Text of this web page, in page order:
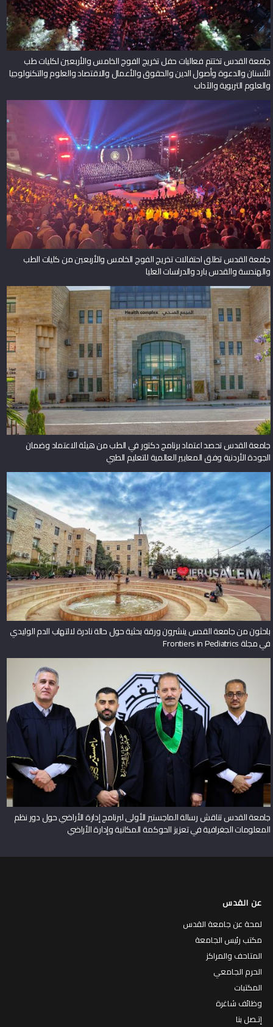
جامعة القدس تختتم فعاليات حفل تخريج الفوج الخامس والأربعين لكليات طب
الأسنان والدعوة وأصول الدين والحقوق والأعمال والاقتصاد والعلوم والتكنولوجيا
والعلوم التربوية والآداب
جامعة القدس تطلق احتفالات تخريج الفوج الخامس والأربعين من كليات الطب
والهندسة والقدس بارد والدراسات العليا
جامعة القدس تحصد اعتماد برنامج دكتور في الطب من هيئة الاعتماد وضمان
الجودة الأردنية وفق المعايير العالمية للتعليم الطبي
باحثون من جامعة القدس ينشرون ورقة بحثية حول حالة نادرة لالتهاب الدم الوليدي
في مجلة Frontiers in Pediatrics
جامعة القدس تناقش رسالة الماجستير الأولى لبرنامج إدارة الأراضي حول دور نظم
المعلومات الجغرافية في تعزيز الحوكمة المكانية وإدارة الأراضي
عن القدس
لمحة عن جامعة القدس
مكتب رئيس الجامعة
المتاحف والمراكز
الحرم الجامعي
المكتبات
وظائف شاغرة
إتـصل بنا